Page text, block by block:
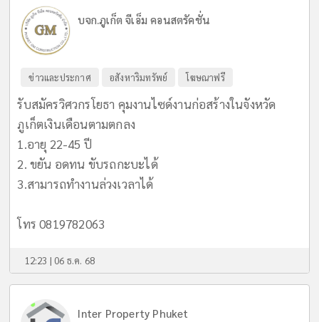
บจก.ภูเก็ต จีเอ็ม คอนสตรัคชั่น
ข่าวและประกาศ อสังหาริมทรัพย์ โฆษณาฟรี
รับสมัครวิศวกรโยธา คุมงานไซด์งานก่อสร้างในจังหวัด
ภูเก็ตเงินเดือนตามตกลง
1.อายุ 22-45 ปี
2. ขยัน อดทน ขับรถกะบะได้
3.สามารถทำงานล่วงเวลาได้
โทร 0819782063
12:23 | 06 ธ.ค. 68
Inter Property Phuket